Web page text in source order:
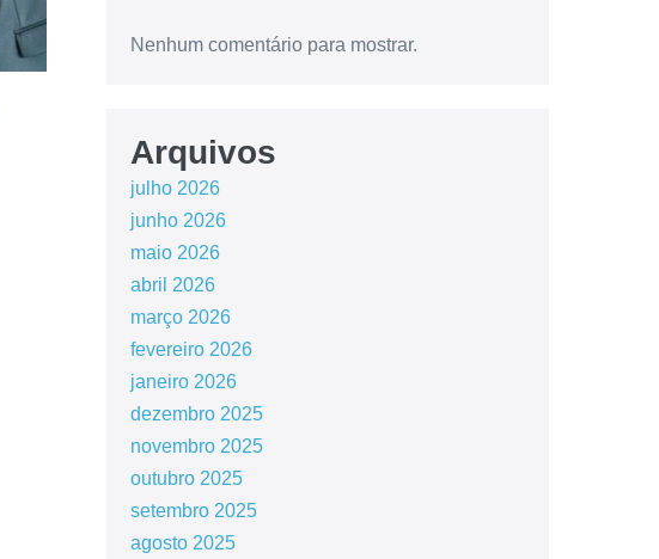
Nenhum comentário para mostrar.
Arquivos
julho 2026
junho 2026
maio 2026
abril 2026
março 2026
fevereiro 2026
janeiro 2026
dezembro 2025
novembro 2025
outubro 2025
setembro 2025
agosto 2025